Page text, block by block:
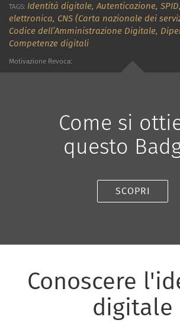
TAGS: Identità digitale,Autenticazione, SPID,
elettronica, CNS (Carta nazionale dei
Codice dell’Amministrazione Digitale,
Competenze digitali
Motivazione Revoca:
Come si
questo
SCOPRI
Conoscere
digitale